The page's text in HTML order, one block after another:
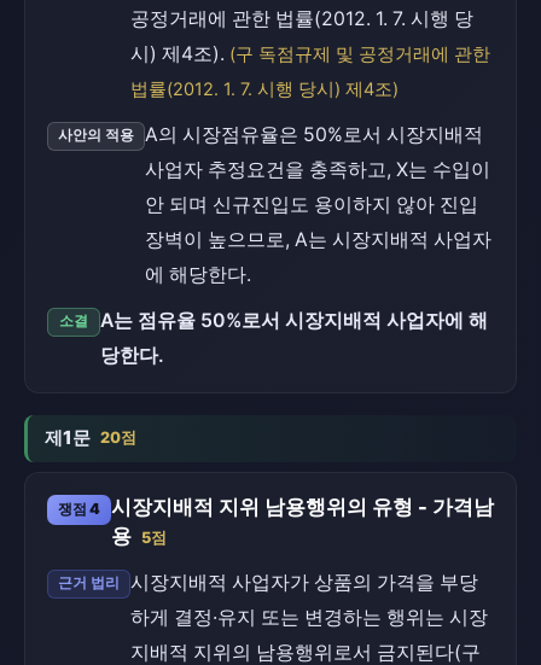
공정거래에 관한 법률(2012. 1. 7. 시행 당
시) 제4조). (구 독점규제 및 공정거래에 관한
법률(2012. 1. 7. 시행 당시) 제4조)
사안의 적용
A의 시장점유율은 50%로서 시장지배적
사업자 추정요건을 충족하고, X는 수입이
안 되며 신규진입도 용이하지 않아 진입
장벽이 높으므로, A는 시장지배적 사업자
에 해당한다.
소결
A는 점유율 50%로서 시장지배적 사업자에 해
당한다.
제1문 20점
쟁점 4 시장지배적 지위 남용행위의 유형 - 가격남
용 5점
근거 법리
시장지배적 사업자가 상품의 가격을 부당
하게 결정·유지 또는 변경하는 행위는 시장
지배적 지위의 남용행위로서 금지된다(구